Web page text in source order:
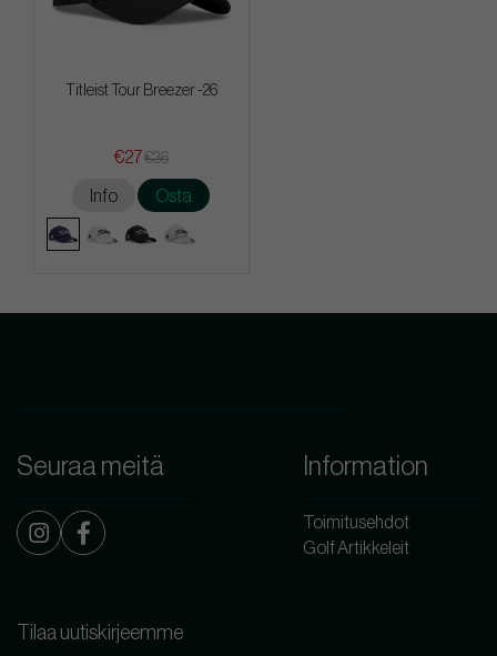
Titleist Tour Breezer -26
€27€36
Info Osta
Seuraa meitä Information
Toimitusehdot
Golf Artikkeleit
Tilaa uutiskirjeemme